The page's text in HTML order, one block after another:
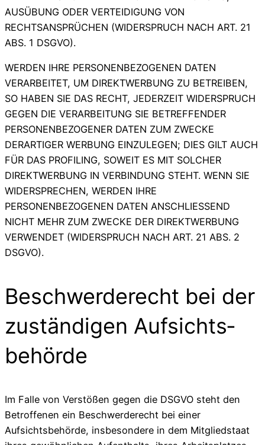
AUSÜBUNG ODER VERTEIDIGUNG VON
RECHTSANSPRÜCHEN (WIDERSPRUCH NACH ART. 21
ABS. 1 DSGVO).
WERDEN IHRE PERSONENBEZOGENEN DATEN
VERARBEITET, UM DIREKTWERBUNG ZU BETREIBEN,
SO HABEN SIE DAS RECHT, JEDERZEIT WIDERSPRUCH
GEGEN DIE VERARBEITUNG SIE BETREFFENDER
PERSONENBEZOGENER DATEN ZUM ZWECKE
DERARTIGER WERBUNG EINZULEGEN; DIES GILT AUCH
FÜR DAS PROFILING, SOWEIT ES MIT SOLCHER
DIREKTWERBUNG IN VERBINDUNG STEHT. WENN SIE
WIDERSPRECHEN, WERDEN IHRE
PERSONENBEZOGENEN DATEN ANSCHLIESSEND
NICHT MEHR ZUM ZWECKE DER DIREKTWERBUNG
VERWENDET (WIDERSPRUCH NACH ART. 21 ABS. 2
DSGVO).
Beschwerde­recht bei der
zuständigen Aufsichts­
behörde
Im Falle von Verstößen gegen die DSGVO steht den
Betroffenen ein Beschwerderecht bei einer
Aufsichtsbehörde, insbesondere in dem Mitgliedstaat